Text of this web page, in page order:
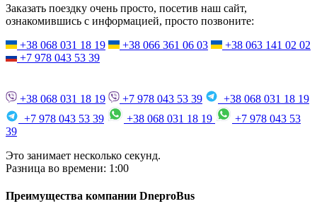
Заказать поездку очень просто, посетив наш сайт,
ознакомившись с информацией, просто позвоните:
+38 068 031 18 19
+38 066 361 06 03
+38 063 141 02 02
+7 978 043 53 39
+38 068 031 18 19 +7 978 043 53 39
+38 068 031 18 19
+7 978 043 53 39
+38 068 031 18 19
+7 978 043 53
39
Это занимает несколько секунд.
Разница во времени: 1:00
Преимущества компании DneproBus